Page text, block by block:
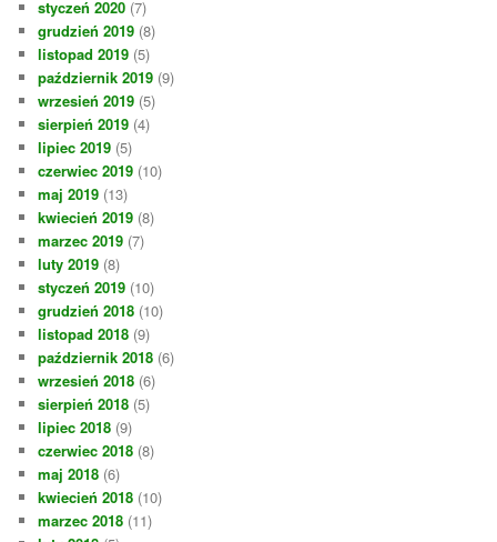
styczeń 2020 (7)
grudzień 2019 (8)
listopad 2019 (5)
październik 2019 (9)
wrzesień 2019 (5)
sierpień 2019 (4)
lipiec 2019 (5)
czerwiec 2019 (10)
maj 2019 (13)
kwiecień 2019 (8)
marzec 2019 (7)
luty 2019 (8)
styczeń 2019 (10)
grudzień 2018 (10)
listopad 2018 (9)
październik 2018 (6)
wrzesień 2018 (6)
sierpień 2018 (5)
lipiec 2018 (9)
czerwiec 2018 (8)
maj 2018 (6)
kwiecień 2018 (10)
marzec 2018 (11)